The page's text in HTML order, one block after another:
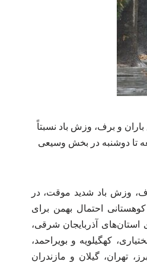
و برف، وزش باد نسبتاً
تا دوشنبه در بخش وسیعی
وزش باد شدید موقت، در
احتمال بهمن برای
غربی، غرب کردستان، شنبه ۲۵ بهمن ماه برای استان‌های آذربایجان شرقی،
کهگیلویه و بویراحمد،
تهران، گیلان و مازندران